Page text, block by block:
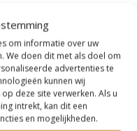
om informatie over uw
We doen dit met als doel om
advertenties te
kunnen wij
deze site verwerken. Als u
intrekt, kan dit een
en mogelijkheden.
voor hen de huidige